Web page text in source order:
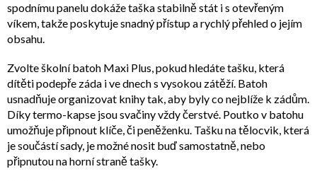
spodnímu panelu dokáže taška stabilně stát i s otevřeným
víkem, takže poskytuje snadný přístup a rychlý přehled o jejím
obsahu.
Zvolte školní batoh Maxi Plus, pokud hledáte tašku, která
dítěti podepře záda i ve dnech s vysokou zátěží. Batoh
usnadňuje organizovat knihy tak, aby byly co nejblíže k zádům.
Díky termo-kapse jsou svačiny vždy čerstvé. Poutko v batohu
umožňuje připnout klíče, či peněženku. Tašku na tělocvik, která
je součástí sady, je možné nosit buď samostatně, nebo
připnutou na horní straně tašky.